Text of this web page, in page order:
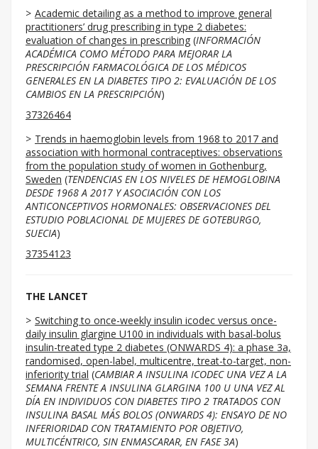
Academic detailing as a method to improve general
practitioners’ drug prescribing in type 2 diabetes:
evaluation of changes in prescribing (INFORMACIÓN
ACADÉMICA COMO MÉTODO PARA MEJORAR LA
PRESCRIPCIÓN FARMACOLÓGICA DE LOS MÉDICOS
GENERALES EN LA DIABETES TIPO 2: EVALUACIÓN DE LOS
CAMBIOS EN LA PRESCRIPCIÓN)
37326464
Trends in haemoglobin levels from 1968 to 2017 and
association with hormonal contraceptives: observations
from the population study of women in Gothenburg,
Sweden (TENDENCIAS EN LOS NIVELES DE HEMOGLOBINA
DESDE 1968 A 2017 Y ASOCIACIÓN CON LOS
ANTICONCEPTIVOS HORMONALES: OBSERVACIONES DEL
ESTUDIO POBLACIONAL DE MUJERES DE GOTEBURGO,
SUECIA)
37354123
THE LANCET
Switching to once-weekly insulin icodec versus once-
daily insulin glargine U100 in individuals with basal-bolus
insulin-treated type 2 diabetes (ONWARDS 4): a phase 3a,
randomised, open-label, multicentre, treat-to-target, non-
inferiority trial (CAMBIAR A INSULINA ICODEC UNA VEZ A LA
SEMANA FRENTE A INSULINA GLARGINA 100 U UNA VEZ AL
DÍA EN INDIVIDUOS CON DIABETES TIPO 2 TRATADOS CON
INSULINA BASAL MÁS BOLOS (ONWARDS 4): ENSAYO DE NO
INFERIORIDAD CON TRATAMIENTO POR OBJETIVO,
MULTICÉNTRICO, SIN ENMASCARAR, EN FASE 3A)